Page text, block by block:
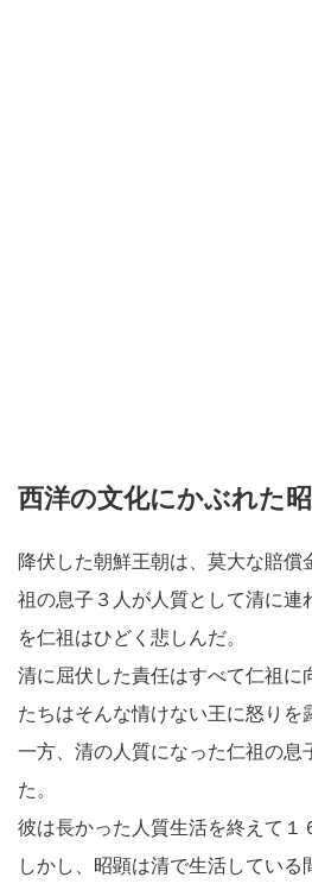
西洋の文化にかぶれた
降伏した朝鮮王朝は、莫大な賠償
祖の息子３人が人質として清に連
を仁祖はひどく悲しんだ。
清に屈伏した責任はすべて仁祖に
たちはそんな情けない王に怒りを
一方、清の人質になった仁祖の息
た。
彼は長かった人質生活を終えて１
しかし、昭顕は清で生活している